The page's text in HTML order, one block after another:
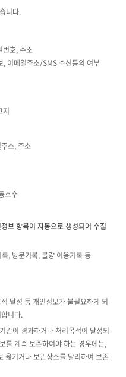
니다.
번호, 주소
, 이메일주소/SMS 수신동의 여부
지
소, 주소
호수
보 항목이 자동으로 생성되어 수집
, 방문기록, 불량 이용기록 등
달성 등 개인정보가 불필요하게 되
니다.
간이 경과하거나 처리목적이 달성되
를 계속 보존하여야 하는 경우에는,
옮기거나 보관장소를 달리하여 보존